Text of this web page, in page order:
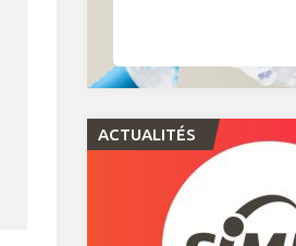
ACTUALITÉS